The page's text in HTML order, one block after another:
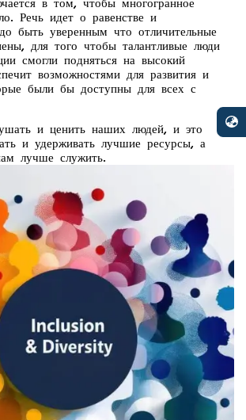
в том, чтобы многогранное
Речь идет о равенстве и
быть уверенным что отличительные
для того чтобы талантливые люди
смогли подняться на высокий
возможностями для развития и
были бы доступны для всех с
и ценить наших людей, и это
и удерживать лучшие ресурсы, а
лучше служить.